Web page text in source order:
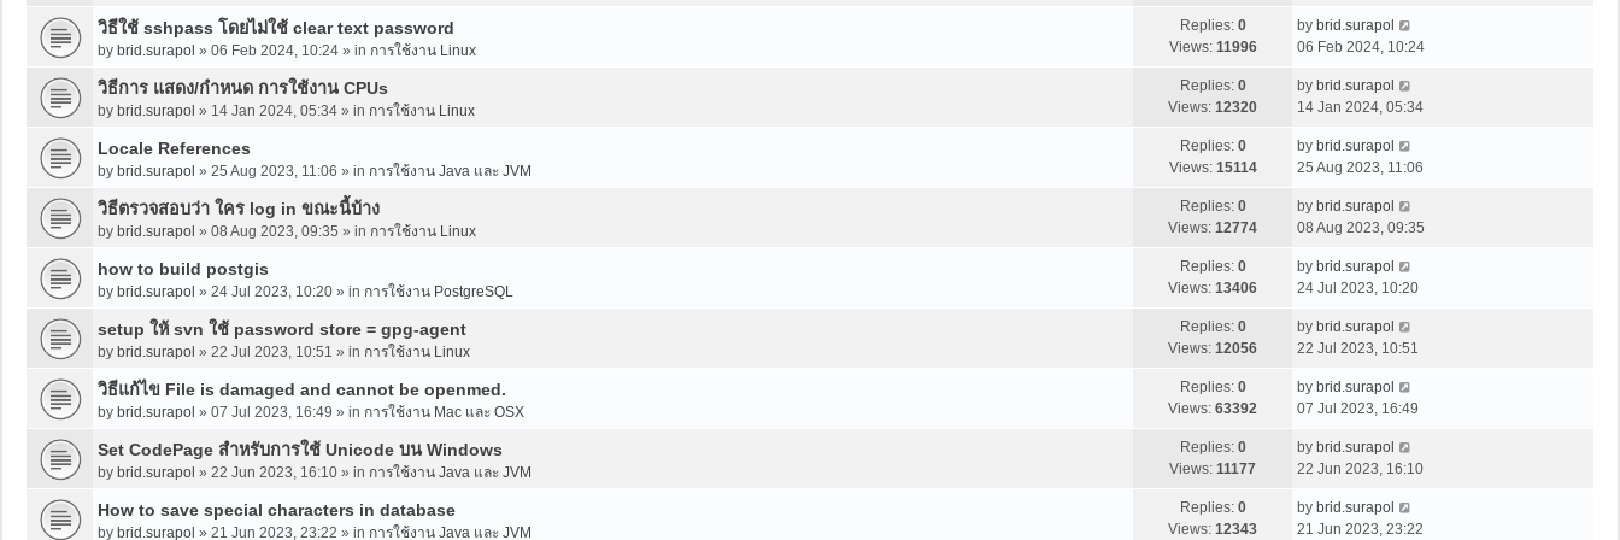
วิธีใช้ sshpass โดยไม่ใช้ clear text password
by brid.surapol » 06 Feb 2024, 10:24 » in การใช้งาน Linux
Replies: 0
Views: 11996
by brid.surapol
06 Feb 2024, 10:24
วิธีการ แสดง/กำหนด การใช้งาน CPUs
by brid.surapol » 14 Jan 2024, 05:34 » in การใช้งาน Linux
Replies: 0
Views: 12320
by brid.surapol
14 Jan 2024, 05:34
Locale References
by brid.surapol » 25 Aug 2023, 11:06 » in การใช้งาน Java และ JVM
Replies: 0
Views: 15114
by brid.surapol
25 Aug 2023, 11:06
วิธีตรวจสอบว่า ใคร log in ขณะนี้บ้าง
by brid.surapol » 08 Aug 2023, 09:35 » in การใช้งาน Linux
Replies: 0
Views: 12774
by brid.surapol
08 Aug 2023, 09:35
how to build postgis
by brid.surapol » 24 Jul 2023, 10:20 » in การใช้งาน PostgreSQL
Replies: 0
Views: 13406
by brid.surapol
24 Jul 2023, 10:20
setup ให้ svn ใช้ password store = gpg-agent
by brid.surapol » 22 Jul 2023, 10:51 » in การใช้งาน Linux
Replies: 0
Views: 12056
by brid.surapol
22 Jul 2023, 10:51
วิธีแก้ไข File is damaged and cannot be openmed.
by brid.surapol » 07 Jul 2023, 16:49 » in การใช้งาน Mac และ OSX
Replies: 0
Views: 63392
by brid.surapol
07 Jul 2023, 16:49
Set CodePage สำหรับการใช้ Unicode บน Windows
by brid.surapol » 22 Jun 2023, 16:10 » in การใช้งาน Java และ JVM
Replies: 0
Views: 11177
by brid.surapol
22 Jun 2023, 16:10
How to save special characters in database
by brid.surapol » 21 Jun 2023, 23:22 » in การใช้งาน Java และ JVM
Replies: 0
Views: 12343
by brid.surapol
21 Jun 2023, 23:22